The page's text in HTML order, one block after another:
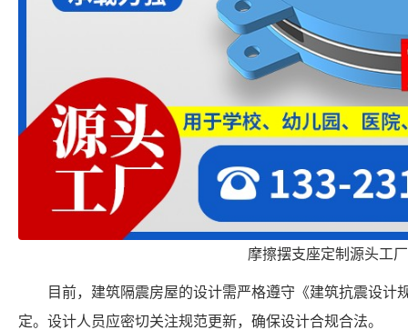
摩擦摆支座定制源头工厂
目前，建筑隔震房屋的设计需严格遵守《建筑抗震设计
定。设计人员应密切关注规范更新，确保设计合规合法。